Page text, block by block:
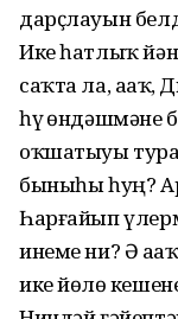
дарҫлауын
Ике һатлыҡ
саҡта ла, аҙаҡ,
һүҙ өндәшмәне
оҡшатыуы
быныһы һуң?
Һарғайып
инеме ни? Ә
ике йөҙлө